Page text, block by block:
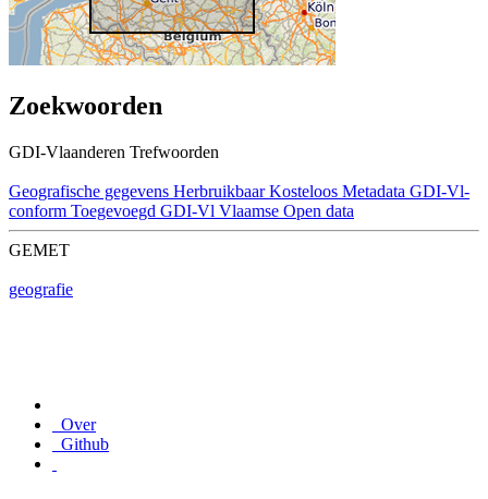
Zoekwoorden
GDI-Vlaanderen Trefwoorden
Geografische gegevens Herbruikbaar Kosteloos Metadata GDI-Vl-
conform Toegevoegd GDI-Vl Vlaamse Open data
GEMET
geografie
Over
Github